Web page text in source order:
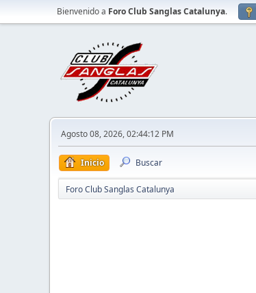
Bienvenido a Foro Club Sanglas Catalunya.
Agosto 08, 2026, 02:44:12 PM
Inicio Buscar
Foro Club Sanglas Catalunya